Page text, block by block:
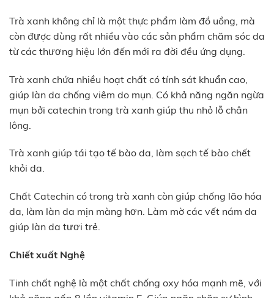
Trà xanh không chỉ là một thực phẩm làm đồ uồng, mà
còn được dùng rất nhiều vào các sản phẩm chăm sóc da
từ các thương hiệu lớn đến mới ra đời đều ứng dụng.
Trà xanh chứa nhiều hoạt chất có tính sát khuẩn cao,
giúp làn da chống viêm do mụn. Có khả năng ngăn ngừa
mụn bởi catechin trong trà xanh giúp thu nhỏ lỗ chân
lông.
Trà xanh giúp tái tạo tế bào da, làm sạch tế bào chết
khỏi da.
Chất Catechin có trong trà xanh còn giúp chống lão hóa
da, làm làn da mịn màng hơn. Làm mờ các vết nám da
giúp làn da tươi trẻ.
Chiết xuất Nghệ
Tinh chất nghệ là một chất chống oxy hóa mạnh mẽ, với